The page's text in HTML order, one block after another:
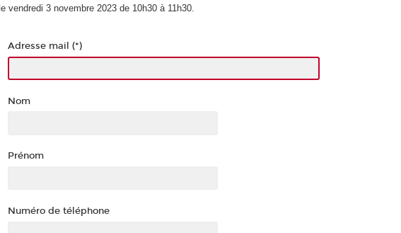
le vendredi 3 novembre 2023 de 10h30 à 11h30.
Adresse mail (*)
Nom
Prénom
Numéro de téléphone